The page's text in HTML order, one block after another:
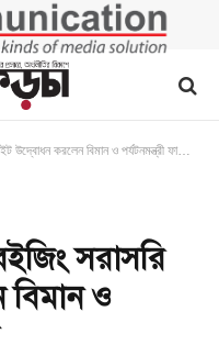
করলেন বিমান ও পর্যটনমন্ত্রী ফারুক খান
সরাসরি
বিমান ও